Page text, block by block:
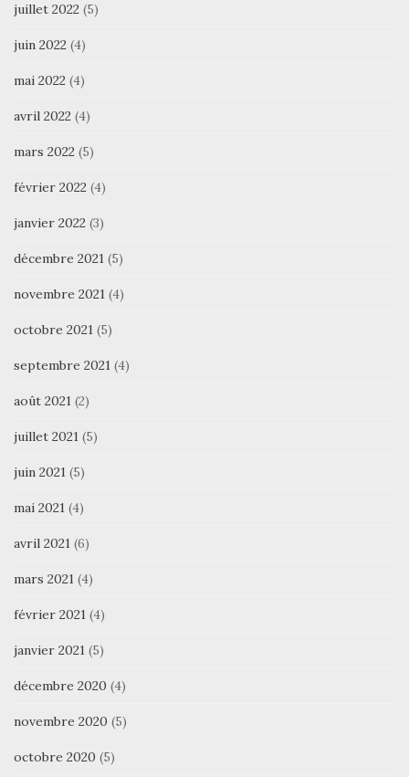
juillet 2022 (5)
juin 2022 (4)
mai 2022 (4)
avril 2022 (4)
mars 2022 (5)
février 2022 (4)
janvier 2022 (3)
décembre 2021 (5)
novembre 2021 (4)
octobre 2021 (5)
septembre 2021 (4)
août 2021 (2)
juillet 2021 (5)
juin 2021 (5)
mai 2021 (4)
avril 2021 (6)
mars 2021 (4)
février 2021 (4)
janvier 2021 (5)
décembre 2020 (4)
novembre 2020 (5)
octobre 2020 (5)